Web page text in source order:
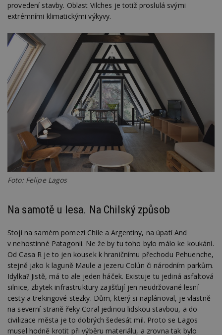
provedení stavby. Oblast Vilches je totiž proslulá svými
extrémními klimatickými výkyvy.
Foto: Felipe Lagos
Na samotě u lesa. Na Chilský způsob
Stojí na samém pomezí Chile a Argentiny, na úpatí And
v nehostinné Patagonii. Ne že by tu toho bylo málo ke koukání.
Od Casa R je to jen kousek k hraničnímu přechodu Pehuenche,
stejně jako k laguně Maule a jezeru Colún či národním parkům.
Idylka? Jistě, má to ale jeden háček. Existuje tu jediná asfaltová
silnice, zbytek infrastruktury zajišťují jen neudržované lesní
cesty a trekingové stezky. Dům, který si naplánoval, je vlastně
na severní straně řeky Coral jedinou lidskou stavbou, a do
civilizace města je to dobrých šedesát mil. Proto se Lagos
musel hodně krotit při výběru materiálu, a zrovna tak bylo